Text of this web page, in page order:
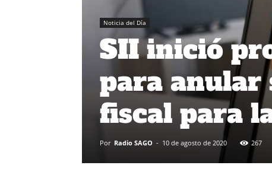
Noticia del Día
SII inició
para anular
fiscal para
Por Radio SAGO - 10 de agosto de 2020 267